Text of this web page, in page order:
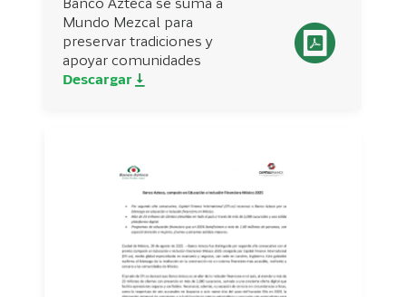
Banco Azteca se suma a
Mundo Mezcal para
preservar tradiciones y
apoyar comunidades
Descargar